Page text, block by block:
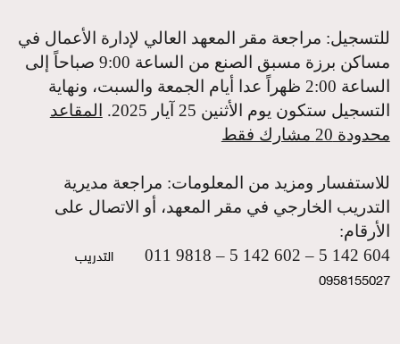
للتسجيل: مراجعة مقر المعهد العالي لإدارة الأعمال في
مساكن برزة مسبق الصنع من الساعة 9:00 صباحاً إلى
الساعة 2:00 ظهراً عدا أيام الجمعة والسبت، ونهاية
التسجيل ستكون يوم الأثنين 25 آيار 2025.
المقاعد
محدودة 20 مشارك فقط
للاستفسار ومزيد من المعلومات: مراجعة مديرية
التدريب الخارجي في مقر المعهد، أو الاتصال على
الأرقام:
604 142 5 – 602 142 5 – 9818 011
0958155027